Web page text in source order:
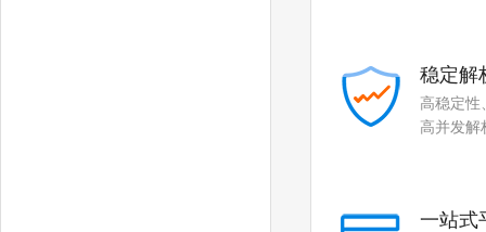
稳定解
高稳定性
高并发解
一站式